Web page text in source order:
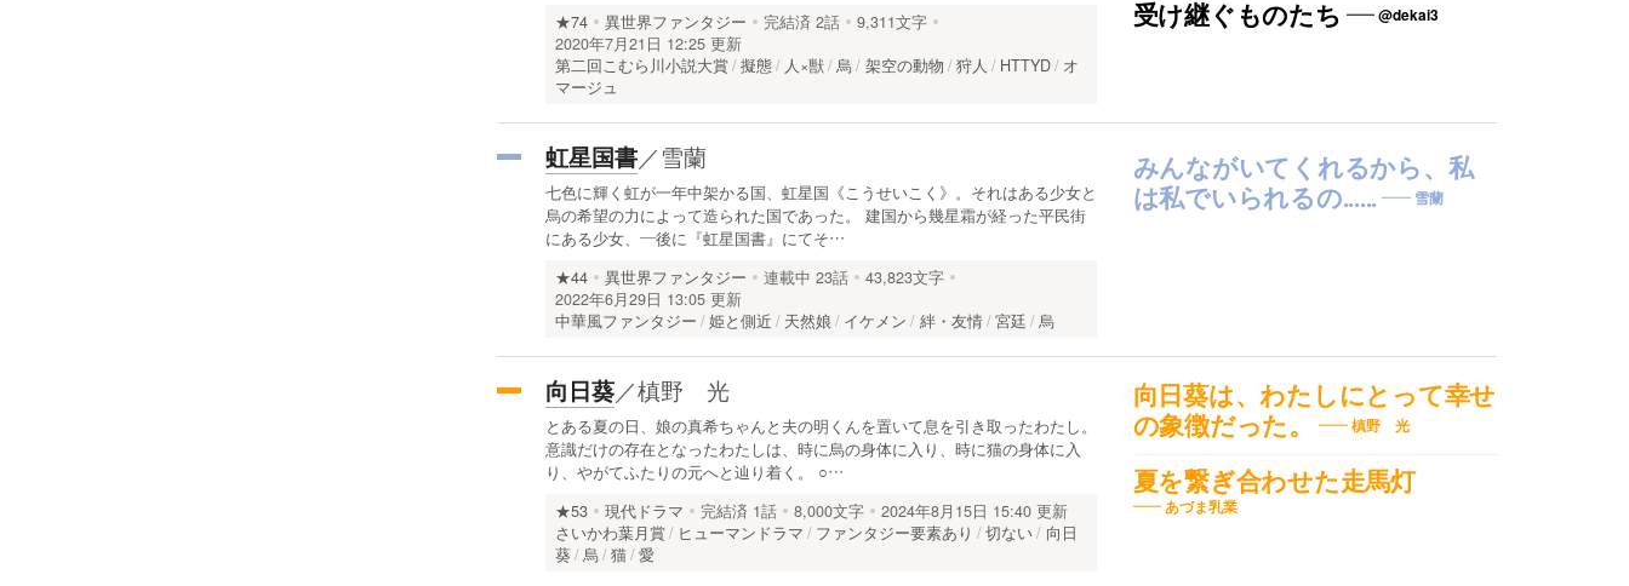
受け継ぐものたち @dekai3
★74 異世界ファンタジー 完結済 2話
9,311文字
2020年7月21日 12:25 更新
第二回こむら川小説大賞 擬態 人×獣 烏 架空の動物 狩人 HTTYD
オ
マージュ
みんながいてくれるから、私
は私でいられるの......
雪蘭
虹星国書／雪蘭
七色に輝く虹が一年中架かる国、虹星国《こうせいこく》。それはある少女と
烏の希望の力によって造られた国であった。 建国から幾星霜が経った平民街
にある少女、—後に『虹星国書』にてそ…
★44 異世界ファンタジー 連載中 23話
43,823文字
2022年6月29日 13:05 更新
中華風ファンタジー
姫と側近 天然娘 イケメン 絆・友情 宮廷 烏
向日葵は、わたしにとって幸せ
の象徴だった。
槙野 光
夏を繋ぎ合わせた走馬灯
あづま乳業
向日葵／槙野 光
とある夏の日、娘の真希ちゃんと夫の明くんを置いて息を引き取ったわたし。
意識だけの存在となったわたしは、時に烏の身体に入り、時に猫の身体に入
り、やがてふたりの元へと辿り着く。 ○…
★53 現代ドラマ 完結済 1話 8,000文字
2024年8月15日 15:40 更新
さいかわ葉月賞
ヒューマンドラマ ファンタジー要素あり 切ない
向日
葵 烏 猫 愛